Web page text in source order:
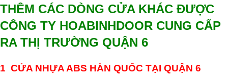
THÊM CÁC DÒNG CỬA KHÁC ĐƯỢC
CÔNG TY HOABINHDOOR CUNG CẤP
RA THỊ TRƯỜNG QUẬN 6
1 CỬA NHỰA ABS HÀN QUỐC TẠI QUẬN 6